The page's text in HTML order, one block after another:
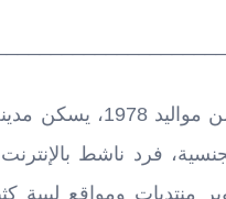
: من مواليد 1978،
منتديات ومواقع ليبية